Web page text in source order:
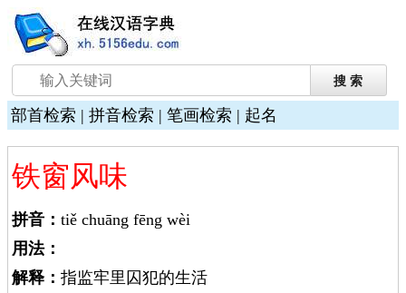
部首检索 | 拼音检索 | 笔画检索 | 起名
铁窗风味
拼音： tiě chuāng fēng wèi
用法：
解释： 指监牢里囚犯的生活